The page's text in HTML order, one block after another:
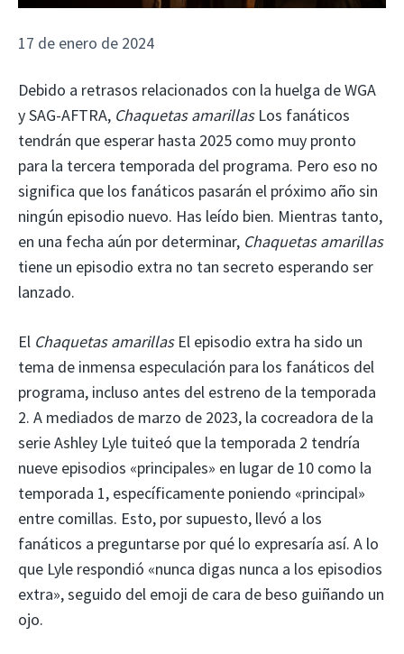
17 de enero de 2024
Debido a retrasos relacionados con la huelga de WGA
y SAG-AFTRA, Chaquetas amarillas Los fanáticos
tendrán que esperar hasta 2025 como muy pronto
para la tercera temporada del programa. Pero eso no
significa que los fanáticos pasarán el próximo año sin
ningún episodio nuevo. Has leído bien. Mientras tanto,
en una fecha aún por determinar, Chaquetas amarillas
tiene un episodio extra no tan secreto esperando ser
lanzado.
El Chaquetas amarillas El episodio extra ha sido un
tema de inmensa especulación para los fanáticos del
programa, incluso antes del estreno de la temporada
2. A mediados de marzo de 2023, la cocreadora de la
serie Ashley Lyle tuiteó que la temporada 2 tendría
nueve episodios «principales» en lugar de 10 como la
temporada 1, específicamente poniendo «principal»
entre comillas. Esto, por supuesto, llevó a los
fanáticos a preguntarse por qué lo expresaría así. A lo
que Lyle respondió «nunca digas nunca a los episodios
extra», seguido del emoji de cara de beso guiñando un
ojo.